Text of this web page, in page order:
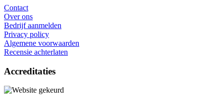
Contact
Over ons
Bedrijf aanmelden
Privacy policy
Algemene voorwaarden
Recensie achterlaten
Accreditaties